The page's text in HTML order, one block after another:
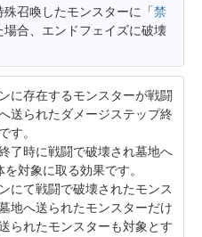
殊召喚したモンスターに「禁
場合、エンドフェイズに破壊
に存在するモンスターが戦闘
送られたダメージステップ終
す。
了時に戦闘で破壊され墓地へ
対象に取る効果です。
にて戦闘で破壊されたモンス
地へ送られたモンスターだけ
られたモンスターも対象とす